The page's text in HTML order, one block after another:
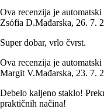
Ova recenzija je automatski
Zsófia D.Mađarska, 26. 7.
Super dobar, vrlo čvrst.
Ova recenzija je automatski
Margit V.Mađarska, 23. 7.
Debelo kaljeno staklo!
praktičnih načina!